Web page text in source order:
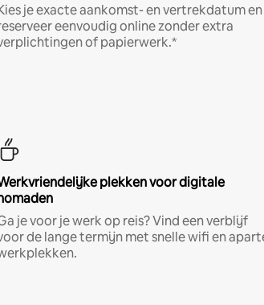
je exacte aankomst- en vertrekdatum en
eenvoudig online zonder extra
of papierwerk.*
plekken voor digitale
je voor je werk op reis? Vind een verblijf
de lange termijn met snelle wifi en